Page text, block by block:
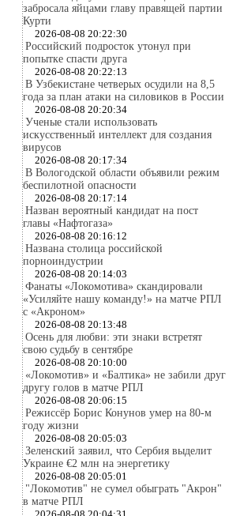
забросала яйцами главу правящей партии
Курти
2026-08-08 20:22:30
Российский подросток утонул при
попытке спасти друга
2026-08-08 20:22:13
В Узбекистане четверых осудили на 8,5
года за план атаки на силовиков в России
2026-08-08 20:20:34
Ученые стали использовать
искусственный интеллект для создания
вирусов
2026-08-08 20:17:34
В Вологодской области объявили режим
беспилотной опасности
2026-08-08 20:17:14
Назван вероятный кандидат на пост
главы «Нафтогаза»
2026-08-08 20:16:12
Названа столица российской
порноиндустрии
2026-08-08 20:14:03
Фанаты «Локомотива» скандировали
«Усиляйте нашу команду!» на матче РПЛ
с «Акроном»
2026-08-08 20:13:48
Осень для любви: эти знаки встретят
свою судьбу в сентябре
2026-08-08 20:10:00
«Локомотив» и «Балтика» не забили друг
другу голов в матче РПЛ
2026-08-08 20:06:15
Режиссёр Борис Конунов умер на 80-м
году жизни
2026-08-08 20:05:03
Зеленский заявил, что Сербия выделит
Украине €2 млн на энергетику
2026-08-08 20:05:01
"Локомотив" не сумел обыграть "Акрон"
в матче РПЛ